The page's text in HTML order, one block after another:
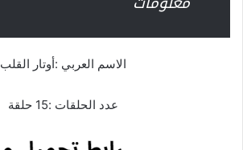
الاسم العربي :أوتار القلب
عدد الحلقات :15 حلقة